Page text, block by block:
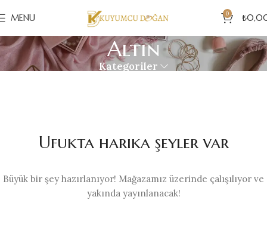
MENU 0 ₺
Altın
Kategoriler
Ufukta harika şeyler var
Büyük bir şey hazırlanıyor! Mağazamız üzerinde çalışılıyor ve
yakında yayınlanacak!